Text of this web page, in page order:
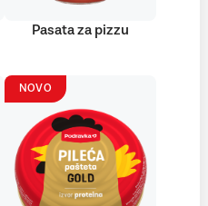
Pasata za pizzu
NOVO